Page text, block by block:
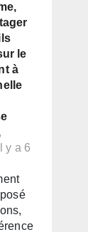
le
à
y a 6